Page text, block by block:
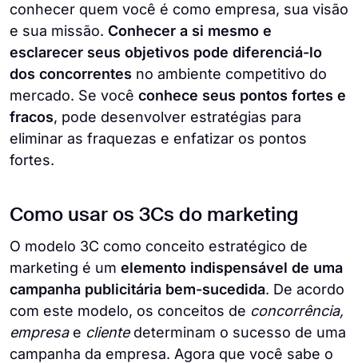
conhecer quem você é como empresa, sua visão
e sua missão. Conhecer a si mesmo e
esclarecer seus objetivos pode diferenciá-lo
dos concorrentes no ambiente competitivo do
mercado. Se você conhece seus pontos fortes e
fracos, pode desenvolver estratégias para
eliminar as fraquezas e enfatizar os pontos
fortes.
Como usar os 3Cs do marketing
O modelo 3C como conceito estratégico de
marketing é um elemento indispensável de uma
campanha publicitária bem-sucedida. De acordo
com este modelo, os conceitos de concorrência,
empresae clientedeterminam o sucesso de uma
campanha da empresa. Agora que você sabe o